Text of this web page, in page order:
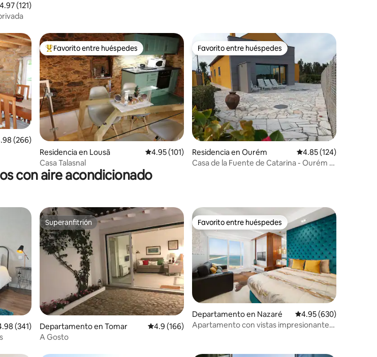
promedio: 4.97 de 5; 121 evaluaciones
4.97 (121)
promedio: 4.98 de 5; 266 evaluaciones
(266)
De los mejores en Favorito entre huéspedes
Favorito entre huéspedes
Residencia en Lousã Calificación promedio: 4.95 de 5; 101 evaluaciones
4.95 (101)
Casa Talasnal
Favorito entre huéspedes
Favorito entre huéspedes
Residencia en Ourém Calificación promedio:
4.85 (124)
Casa de la Fuente de Catarina - Ourém /
con aire acondicionado
promedio: 4.98 de 5; 341 evaluaciones
(341)
Superanfitrión
Superanfitrión
Departamento en Tomar Calificación promedio: 4.9 de 5; 166 evaluaciones
4.9 (166)
A Gosto
Favorito entre huéspedes
Favorito entre huéspedes
Departamento en Nazaré Calificación promedio:
4.95 (630)
Apartamento con vistas impresionantes